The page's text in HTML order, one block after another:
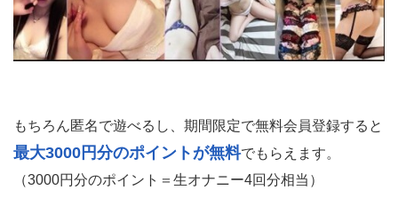
もちろん匿名で遊べるし、期間限定で無料会員登録すると
最大3000円分のポイントが無料でもらえます。
（3000円分のポイント＝生オナニー4回分相当）